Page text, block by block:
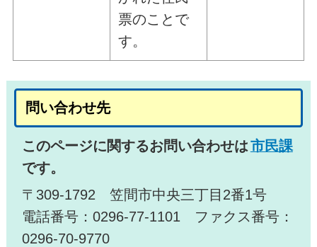
票のことで
す。
問い合わせ先
このページに関するお問い合わせは市民課
です。
〒309-1792 笠間市中央三丁目2番1号
電話番号：0296-77-1101 ファクス番号：
0296-70-9770